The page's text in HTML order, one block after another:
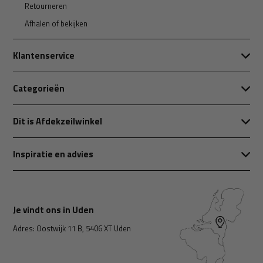
Retourneren
Afhalen of bekijken
Klantenservice
Categorieën
Dit is Afdekzeilwinkel
Inspiratie en advies
Je vindt ons in Uden
Adres: Oostwijk 11 B, 5406 XT Uden